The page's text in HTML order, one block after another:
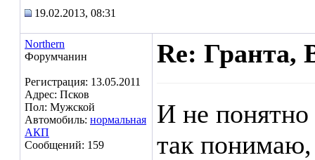
19.02.2013, 08:31
Northern
Форумчанин
Регистрация: 13.05.2011
Адрес: Псков
Пол: Мужской
Автомобиль: нормальная
АКП
Сообщений: 159
Re: Гранта,
И не
так понимаю,